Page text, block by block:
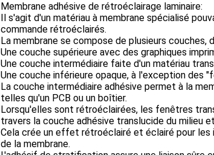
Membrane adhésive de rétroéclairage laminaire:
Il s'agit d'un matériau à membrane spécialisé
commande rétroéclairés.
La membrane se compose de plusieurs couches,
Une couche supérieure avec des graphiques
Une couche intermédiaire faite d'un matériau
Une couche inférieure opaque, à l'exception des
La couche intermédiaire adhésive permet à la
telles qu'un PCB ou un boîtier.
Lorsqu'elles sont rétroéclairées, les fenêtres
travers la couche adhésive translucide du milieu
Cela crée un effet rétroéclairé et éclairé pour
de la membrane.